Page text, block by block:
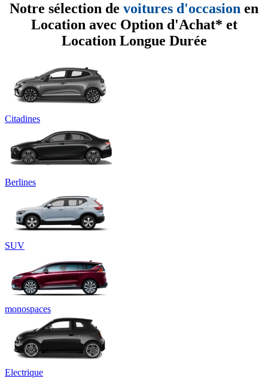
Notre sélection de voitures d'occasion en
Location avec Option d'Achat* et
Location Longue Durée
Citadines
Berlines
SUV
monospaces
Electrique